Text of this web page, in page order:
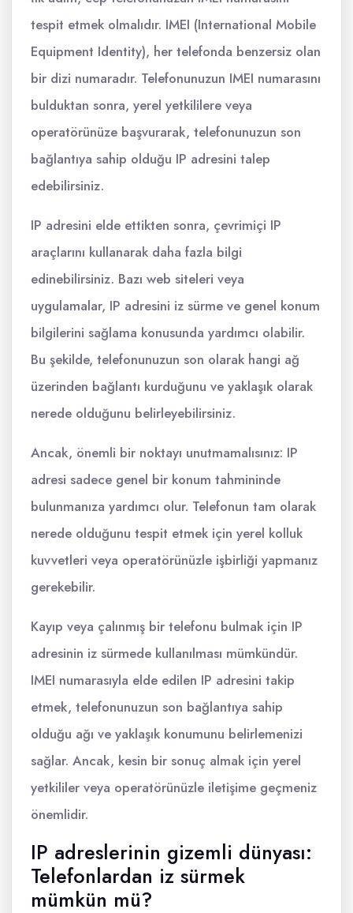
tespit etmek olmalıdır. IMEI (International Mobile
Equipment Identity), her telefonda benzersiz olan
bir dizi numaradır. Telefonunuzun IMEI numarasını
bulduktan sonra, yerel yetkililere veya
operatörünüze başvurarak, telefonunuzun son
bağlantıya sahip olduğu IP adresini talep
edebilirsiniz.
IP adresini elde ettikten sonra, çevrimiçi IP
araçlarını kullanarak daha fazla bilgi
edinebilirsiniz. Bazı web siteleri veya
uygulamalar, IP adresini iz sürme ve genel konum
bilgilerini sağlama konusunda yardımcı olabilir.
Bu şekilde, telefonunuzun son olarak hangi ağ
üzerinden bağlantı kurduğunu ve yaklaşık olarak
nerede olduğunu belirleyebilirsiniz.
Ancak, önemli bir noktayı unutmamalısınız: IP
adresi sadece genel bir konum tahmininde
bulunmanıza yardımcı olur. Telefonun tam olarak
nerede olduğunu tespit etmek için yerel kolluk
kuvvetleri veya operatörünüzle işbirliği yapmanız
gerekebilir.
Kayıp veya çalınmış bir telefonu bulmak için IP
adresinin iz sürmede kullanılması mümkündür.
IMEI numarasıyla elde edilen IP adresini takip
etmek, telefonunuzun son bağlantıya sahip
olduğu ağı ve yaklaşık konumunu belirlemenizi
sağlar. Ancak, kesin bir sonuç almak için yerel
yetkililer veya operatörünüzle iletişime geçmeniz
önemlidir.
IP adreslerinin gizemli dünyası:
Telefonlardan iz sürmek
mümkün mü?